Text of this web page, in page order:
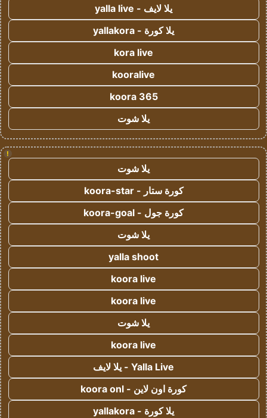
يلا لايف - yalla live
يلا كورة - yallakora
kora live
kooralive
koora 365
يلا شوت
!
يلا شوت
كورة ستار - koora-star
كورة جول - koora-goal
يلا شوت
yalla shoot
koora live
koora live
يلا شوت
koora live
Yalla Live - يلا لايف
كورة اون لاين - koora onl
يلا كورة - yallakora